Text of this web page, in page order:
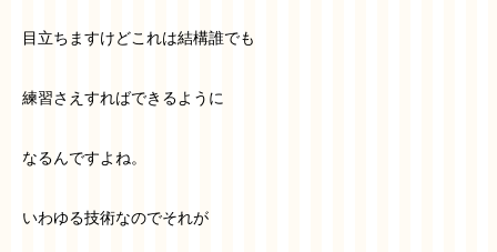
目立ちますけどこれは結構誰でも
練習さえすればできるように
なるんですよね。
いわゆる技術なのでそれが